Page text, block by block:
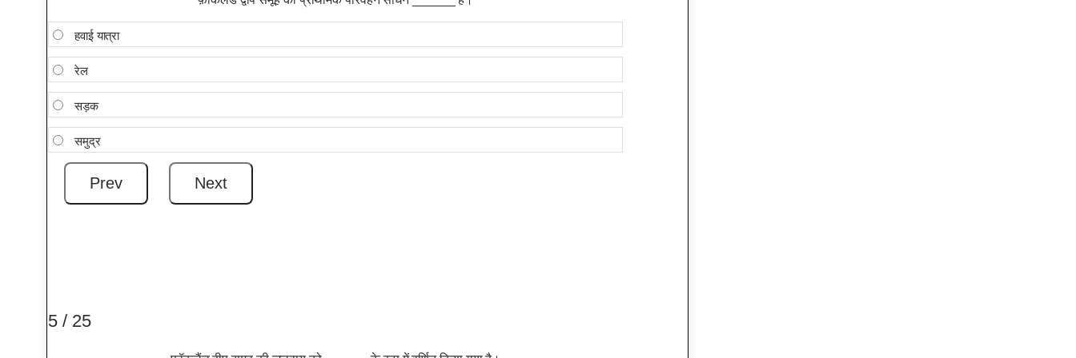
हवाई यात्रा
रेल
सड़क
समुद्र
5 / 25